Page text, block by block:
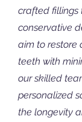
crafted fillings
conservative
aim to restore
teeth with
our skilled
personalized
the longevity